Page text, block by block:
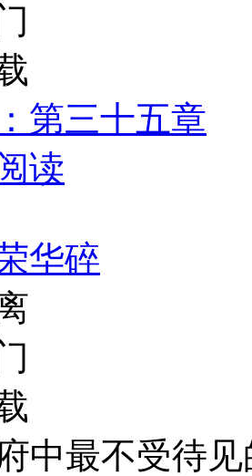
第三十五章
读
华碎
中最不受待见